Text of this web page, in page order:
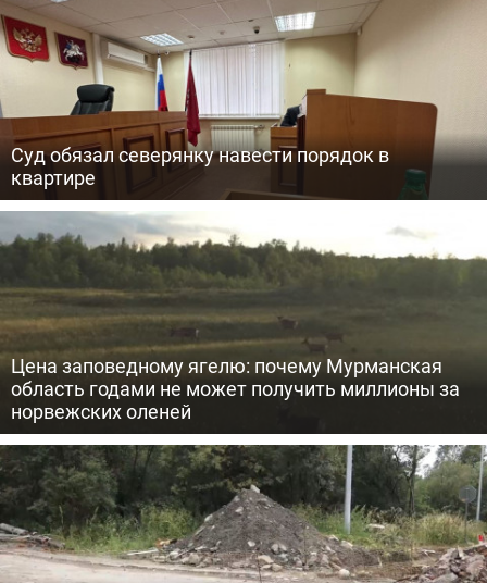
Суд обязал северянку навести порядок в
квартире
Цена заповедному ягелю: почему Мурманская
область годами не может получить миллионы за
норвежских оленей